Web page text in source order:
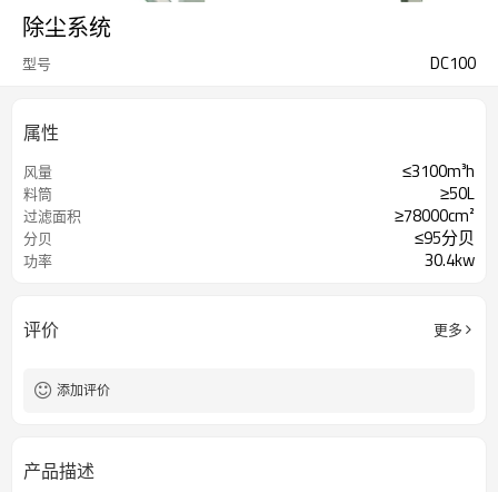
除尘系统
型号 DC100
属性
风量 ≤3100m³h
料筒 ≥50L
过滤面积 ≥78000cm²
分贝 ≤95分贝
功率 30.4kw
评价 更多
添加评价
产品描述